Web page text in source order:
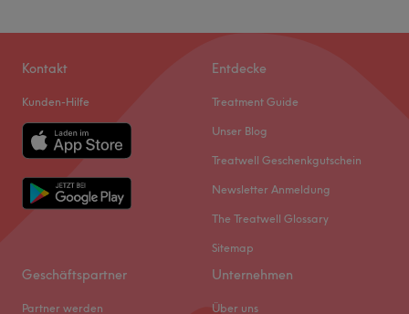
Kontakt
Kunden-Hilfe
Entdecke
Treatment Guide
Unser Blog
Treatwell Geschenkgutschein
Newsletter Anmeldung
The Treatwell Glossary
Sitemap
Geschäftspartner
Partner werden
Unternehmen
Über uns